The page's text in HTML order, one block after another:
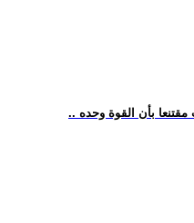
مقتنعا بأن القوة وحده